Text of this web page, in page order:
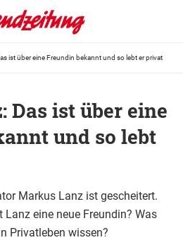
ist über eine Freundin bekannt und so lebt er privat
Das ist über eine
und so lebt
Markus Lanz ist gescheitert.
Lanz eine neue Freundin? Was
Privatleben wissen?